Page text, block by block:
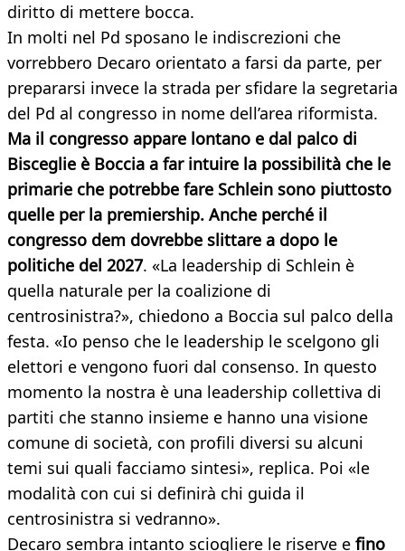
diritto di mettere bocca.
In molti nel Pd sposano le indiscrezioni che
vorrebbero Decaro orientato a farsi da parte, per
prepararsi invece la strada per sfidare la segretaria
del Pd al congresso in nome dell’area riformista.
Ma il congresso appare lontano e dal palco di
Bisceglie è Boccia a far intuire la possibilità che le
primarie che potrebbe fare Schlein sono piuttosto
quelle per la premiership. Anche perché il
congresso dem dovrebbe slittare a dopo le
politiche del 2027. «La leadership di Schlein è
quella naturale per la coalizione di
centrosinistra?», chiedono a Boccia sul palco della
festa. «Io penso che le leadership le scelgono gli
elettori e vengono fuori dal consenso. In questo
momento la nostra è una leadership collettiva di
partiti che stanno insieme e hanno una visione
comune di società, con profili diversi su alcuni
temi sui quali facciamo sintesi», replica. Poi «le
modalità con cui si definirà chi guida il
centrosinistra si vedranno».
Decaro sembra intanto sciogliere le riserve e fino